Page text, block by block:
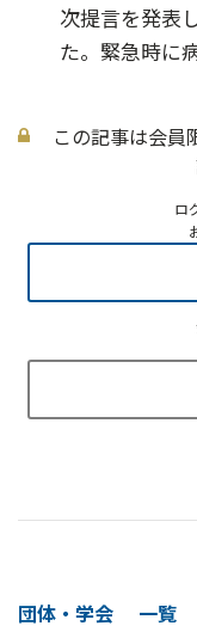
次提言を発表
た。緊急時に
この記事は会員
ロ
団体・学会 一覧